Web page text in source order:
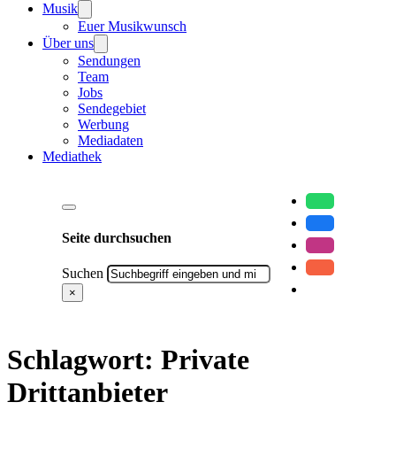
Musik
Euer Musikwunsch
Über uns
Sendungen
Team
Jobs
Sendegebiet
Werbung
Mediadaten
Mediathek
Seite durchsuchen
Suchen
×
Schlagwort: Private
Drittanbieter